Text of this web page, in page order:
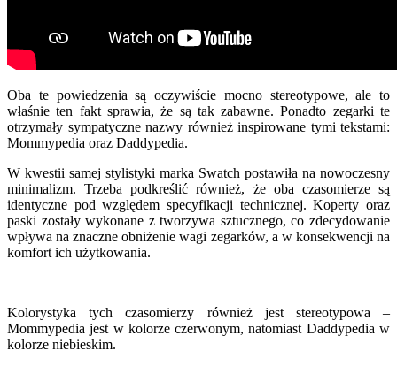
Oba te powiedzenia są oczywiście mocno stereotypowe, ale to
właśnie ten fakt sprawia, że są tak zabawne. Ponadto zegarki te
otrzymały sympatyczne nazwy również inspirowane tymi tekstami:
Mommypedia oraz Daddypedia.
W kwestii samej stylistyki marka Swatch postawiła na nowoczesny
minimalizm. Trzeba podkreślić również, że oba czasomierze są
identyczne pod względem specyfikacji technicznej. Koperty oraz
paski zostały wykonane z tworzywa sztucznego, co zdecydowanie
wpływa na znaczne obniżenie wagi zegarków, a w konsekwencji na
komfort ich użytkowania.
Kolorystyka tych czasomierzy również jest stereotypowa –
Mommypedia jest w kolorze czerwonym, natomiast Daddypedia w
kolorze niebieskim.